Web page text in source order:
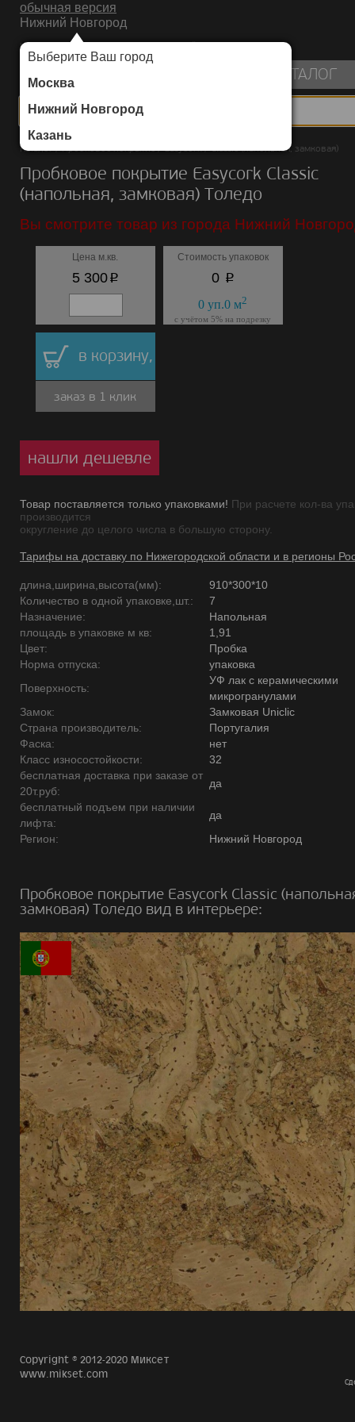
обычная версия
Нижний Новгород
Выберите Ваш город
Москва
Нижний Новгород
Казань
ИНТЕРНЕТ-МАГАЗИН НАПОЛЬНЫХ ПОКРЫТИЙ
КАТАЛОГ
Каталог/Пробковое покрытие/Easycork/Classic (напольная, замковая)
Пробковое покрытие Easycork Classic
(напольная, замковая) Толедо
Вы смотрите товар из города Нижний
Цена м.кв.
5 300p
Стоимость упаковок
0 p
0 уп.0 м2
с учётом 5% на подрезку
в корзину,
заказ в 1 клик
нашли дешевле
Товар поставляется только упаковками! При расчете кол-ва
производится
округление до целого числа в большую сторону.
Тарифы на доставку по Нижегородской области и в регионы
длина,ширина,высота(мм):
910*300*10
Количество в одной упаковке,шт.:
7
Назначение:
Напольная
площадь в упаковке м кв:
1,91
Цвет:
Пробка
Норма отпуска:
упаковка
Поверхность:
УФ лак с керамическими
микрогранулами
Замок:
Замковая Uniclic
Страна производитель:
Португалия
Фаска:
нет
Класс износостойкости:
32
бесплатная доставка при заказе от
20т.руб:
да
бесплатный подъем при наличии
лифта:
да
Регион:
Нижний Новгород
Пробковое покрытие Easycork Classic
замковая) Толедо вид в интерьере:
Copyright © 2012-2020 Миксет
www.mikset.com